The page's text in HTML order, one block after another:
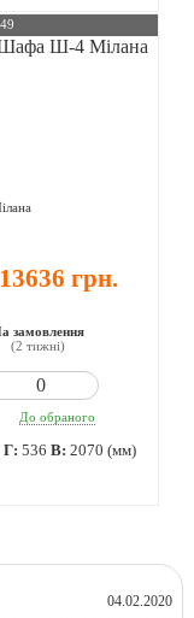
грн.
замовлення
(2 тижні)
До обраного
Г: 536 В: 2070 (мм)
04.02.2020